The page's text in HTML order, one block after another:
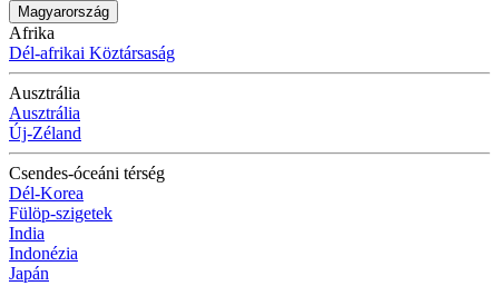
Magyarország
Afrika
Dél-afrikai Köztársaság
Ausztrália
Ausztrália
Új-Zéland
Csendes-óceáni térség
Dél-Korea
Fülöp-szigetek
India
Indonézia
Japán